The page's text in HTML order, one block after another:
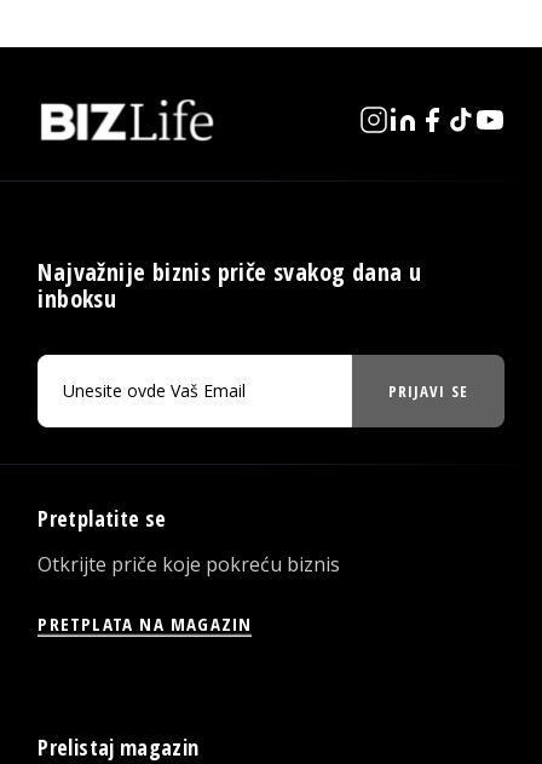
Najvažnije biznis priče svakog dana u
inboksu
PRIJAVI SE
Pretplatite se
Otkrijte priče koje pokreću biznis
PRETPLATA NA MAGAZIN
Prelistaj magazin